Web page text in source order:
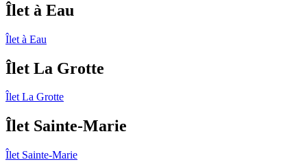
Îlet à Eau
Îlet à Eau
Îlet La Grotte
Îlet La Grotte
Îlet Sainte-Marie
Îlet Sainte-Marie